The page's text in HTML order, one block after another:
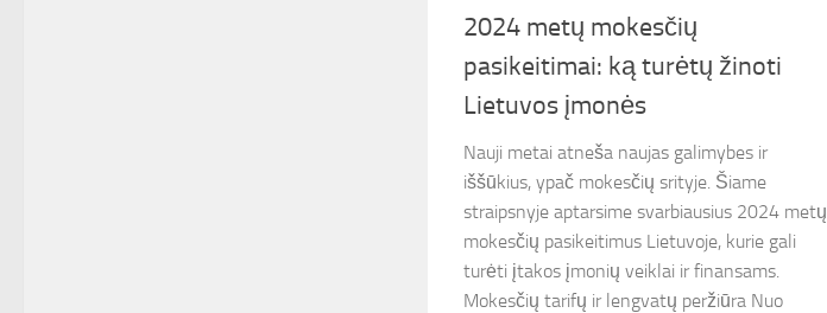
2024 metų mokesčių
pasikeitimai: ką turėtų žinoti
Lietuvos įmonės
Nauji metai atneša naujas galimybes ir
iššūkius, ypač mokesčių srityje. Šiame
straipsnyje aptarsime svarbiausius 2024 metų
mokesčių pasikeitimus Lietuvoje, kurie gali
turėti įtakos įmonių veiklai ir finansams.
Mokesčių tarifų ir lengvatų peržiūra Nuo